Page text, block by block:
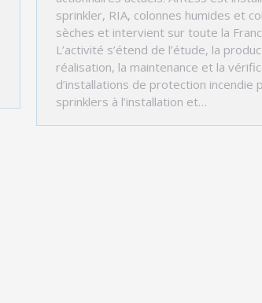
sprinkler, RIA, colonnes humides et
sèches et intervient sur toute la
L’activité s’étend de l’étude, la
réalisation, la maintenance et la
d’installations de protection incendie
sprinklers à l’installation et…